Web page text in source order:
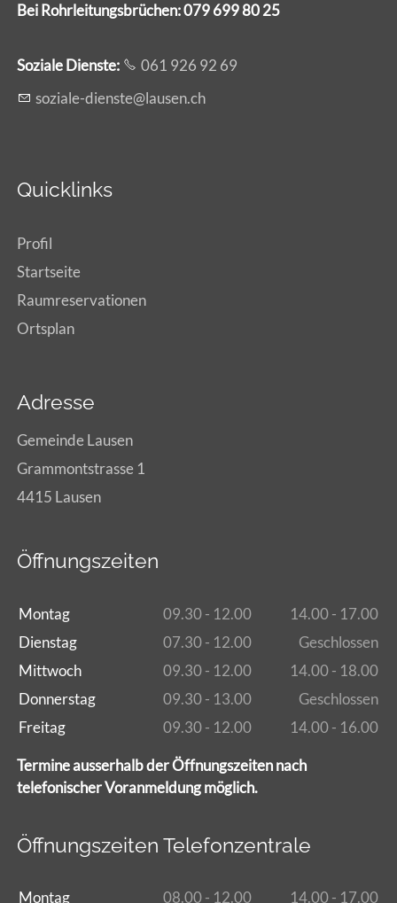
Bei Rohrleitungsbrüchen: 079 699 80 25
Soziale Dienste:
061 926 92 69
s z l -d nst l s nch
Quicklinks
Profil
Startseite
Raumreservationen
Ortsplan
Adresse
Gemeinde Lausen
Grammontstrasse 1
4415 Lausen
Öffnungszeiten
Montag 09.30 - 12.00
14.00 - 17.00
Dienstag
07.30 - 12.00
Geschlossen
Mittwoch
09.30 - 12.00
14.00 - 18.00
Donnerstag
09.30 - 13.00
Geschlossen
Freitag
09.30 - 12.00 14.00 - 16.00
Termine ausserhalb der Öffnungszeiten nach
telefonischer Voranmeldung möglich.
Öffnungszeiten Telefonzentrale
Montag 08.00 - 12.00 14.00 - 17.00